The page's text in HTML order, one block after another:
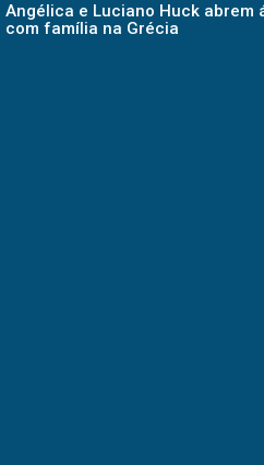
Angélica e Luciano Huck
com família na Grécia